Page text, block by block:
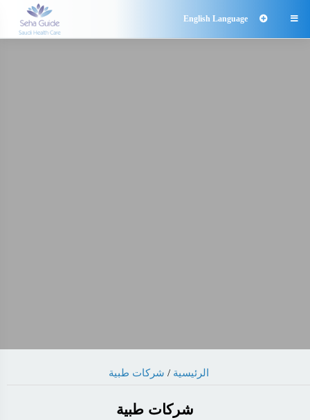

English Language
الرئيسية / شركات طبية
شركات طبية